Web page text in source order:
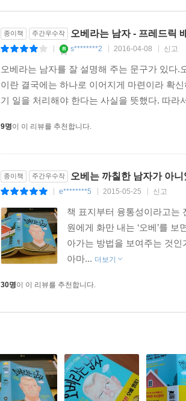
종이책 주간우수작 오베라는 남자 - 프레드릭
s********2 2016-04-08 신고
오베라는 남자를 잘 설명해 주는 문구가 있다
이란 결국에는 하나로 이어지게 마련이라 확
기 일을 처리해야 한다는 사실을 뜻했다. 따
9명이 이 리뷰를 추천합니다.
종이책 주간우수작 오베는 까칠한 남자가 아니
e********5 2015-05-25 신고
책 표지부터 융통성이라고는
원에게 화만 내는 ‘오베’를
아가는 방법을 보여주는 것인
아마... 더보기
30명이 이 리뷰를 추천합니다.